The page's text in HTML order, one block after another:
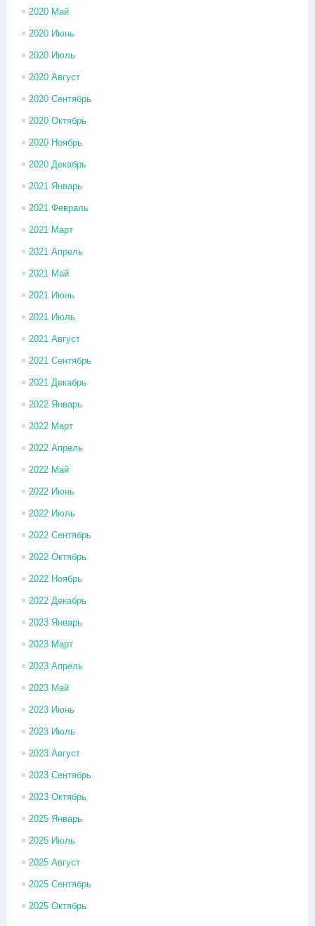
2020 Май
2020 Июнь
2020 Июль
2020 Август
2020 Сентябрь
2020 Октябрь
2020 Ноябрь
2020 Декабрь
2021 Январь
2021 Февраль
2021 Март
2021 Апрель
2021 Май
2021 Июнь
2021 Июль
2021 Август
2021 Сентябрь
2021 Декабрь
2022 Январь
2022 Март
2022 Апрель
2022 Май
2022 Июнь
2022 Июль
2022 Сентябрь
2022 Октябрь
2022 Ноябрь
2022 Декабрь
2023 Январь
2023 Март
2023 Апрель
2023 Май
2023 Июнь
2023 Июль
2023 Август
2023 Сентябрь
2023 Октябрь
2025 Январь
2025 Июль
2025 Август
2025 Сентябрь
2025 Октябрь